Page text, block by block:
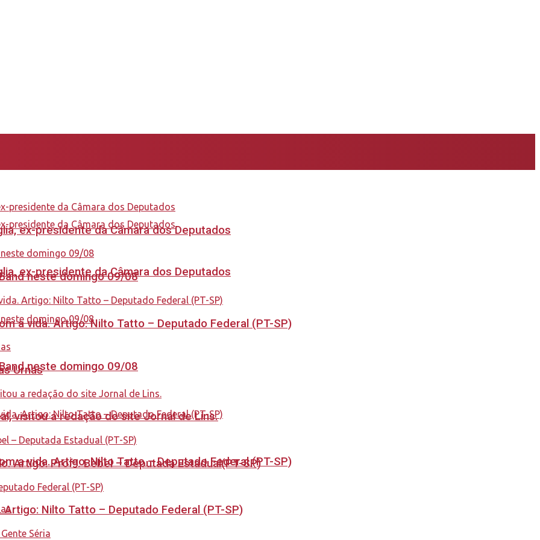
ex-presidente da Câmara dos Deputados
neste domingo 09/08
a vida. Artigo: Nilto Tatto – Deputado Federal (PT-SP)
ex-presidente da Câmara dos Deputados
neste domingo 09/08
a vida. Artigo: Nilto Tatto – Deputado Federal (PT-SP)
Urnas
visitou a redação do site Jornal de Lins.
Artigo: Profª. Bebel – Deputada Estadual(PT-SP)
Nilto Tatto – Deputado Federal (PT-SP)